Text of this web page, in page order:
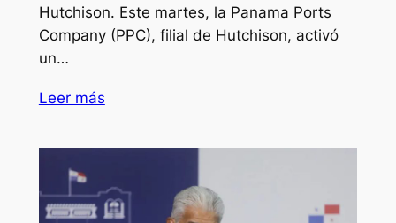
Hutchison. Este martes, la Panama Ports
Company (PPC), filial de Hutchison, activó
un…
Leer más